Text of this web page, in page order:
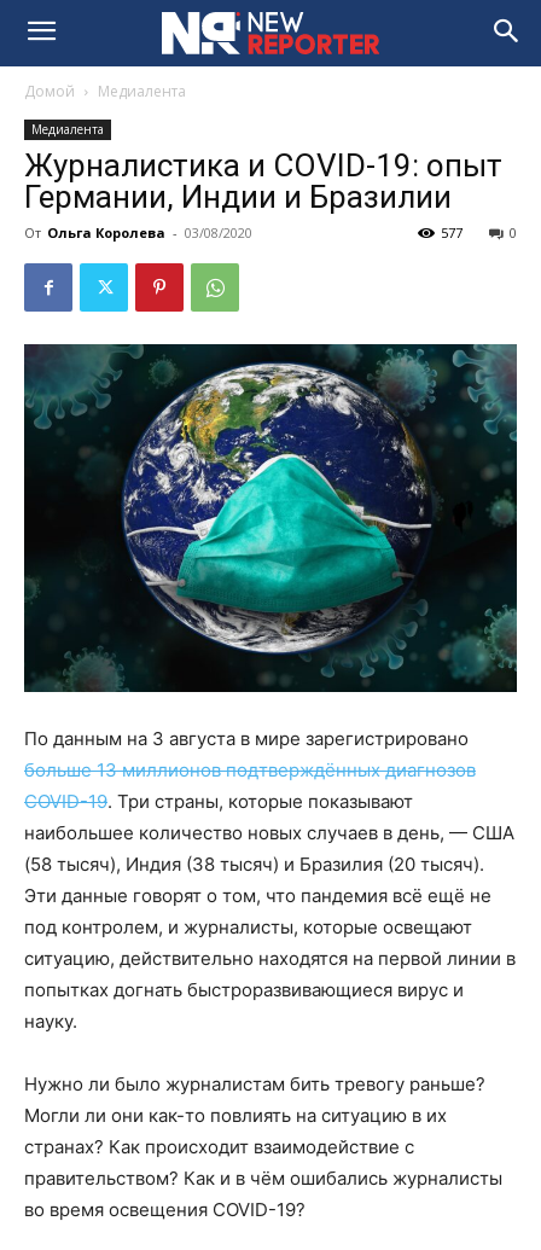
Домой Медиалента
Медиалента
Журналистика и COVID-19: опыт
Германии, Индии и Бразилии
От Ольга Королева - 03/08/2020 0
577
По данным на 3 августа в мире зарегистрировано
больше 13 миллионов подтверждённых диагнозов
COVID-19. Три страны, которые показывают
наибольшее количество новых случаев в день, — США
(58 тысяч), Индия (38 тысяч) и Бразилия (20 тысяч).
Эти данные говорят о том, что пандемия всё ещё не
под контролем, и журналисты, которые освещают
ситуацию, действительно находятся на первой линии в
попытках догнать быстроразвивающиеся вирус и
науку.
Нужно ли было журналистам бить тревогу раньше?
Могли ли они как-то повлиять на ситуацию в их
странах? Как происходит взаимодействие с
правительством? Как и в чём ошибались журналисты
во время освещения COVID-19?